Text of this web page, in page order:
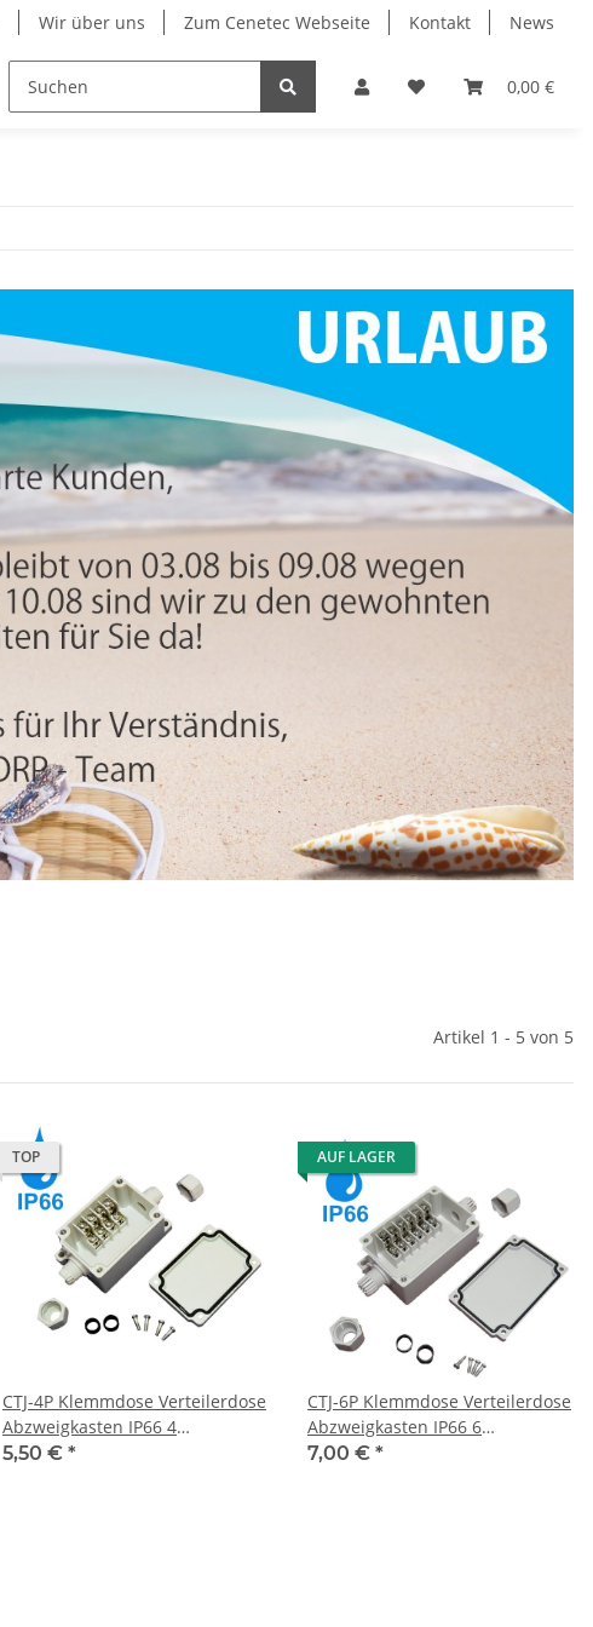
Wir über uns Zum Cenetec Webseite Kontakt News
0,00 €
Artikel 1 - 5 von 5
TOP
CTJ-4P Klemmdose Verteilerdose
Abzweigkasten IP66 4
Anschlüsse
5,50 € *
AUF LAGER
CTJ-6P Klemmdose Verteilerdose
Abzweigkasten IP66 6
Anschlüsse
7,00 € *